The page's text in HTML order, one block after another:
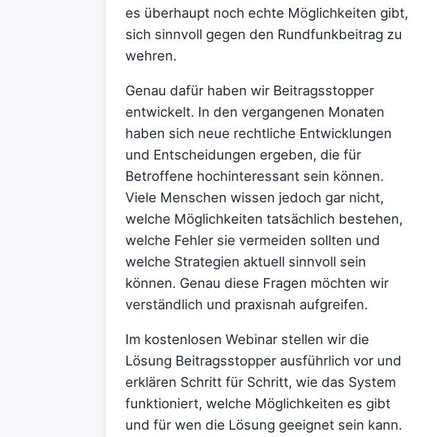
es überhaupt noch echte Möglichkeiten gibt,
sich sinnvoll gegen den Rundfunkbeitrag zu
wehren.
Genau dafür haben wir Beitragsstopper
entwickelt. In den vergangenen Monaten
haben sich neue rechtliche Entwicklungen
und Entscheidungen ergeben, die für
Betroffene hochinteressant sein können.
Viele Menschen wissen jedoch gar nicht,
welche Möglichkeiten tatsächlich bestehen,
welche Fehler sie vermeiden sollten und
welche Strategien aktuell sinnvoll sein
können. Genau diese Fragen möchten wir
verständlich und praxisnah aufgreifen.
Im kostenlosen Webinar stellen wir die
Lösung Beitragsstopper ausführlich vor und
erklären Schritt für Schritt, wie das System
funktioniert, welche Möglichkeiten es gibt
und für wen die Lösung geeignet sein kann.